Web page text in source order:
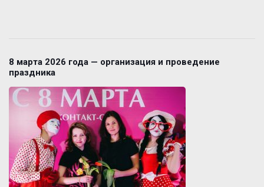
8 марта 2026 года — организация и проведение
праздника